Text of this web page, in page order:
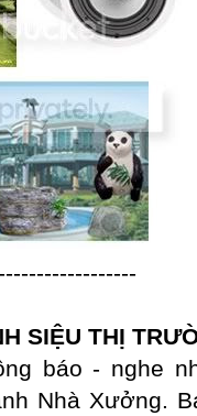
SIỆU THỊ
báo - nghe
Nhà Xưởng.